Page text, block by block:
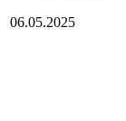
06.05.2025